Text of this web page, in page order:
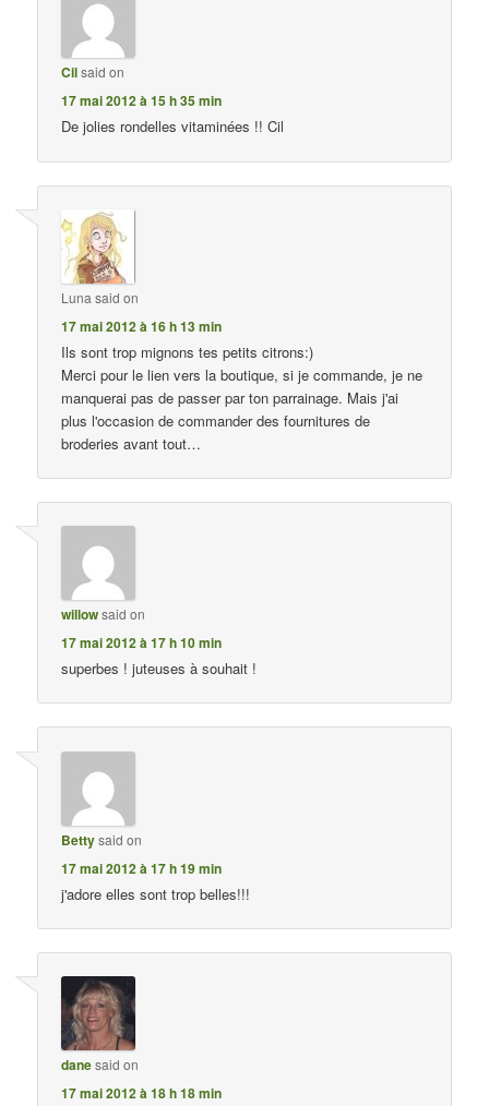
Cilsaid on
17 mai 2012 à 15 h 35 min
De jolies rondelles vitaminées !! Cil
Luna said on
17 mai 2012 à 16 h 13 min
Ils sont trop mignons tes petits citrons:)
Merci pour le lien vers la boutique, si je commande, je ne
manquerai pas de passer par ton parrainage. Mais j'ai
plus l'occasion de commander des fournitures de
broderies avant tout…
willowsaid on
17 mai 2012 à 17 h 10 min
superbes ! juteuses à souhait !
Bettysaid on
17 mai 2012 à 17 h 19 min
j'adore elles sont trop belles!!!
danesaid on
17 mai 2012 à 18 h 18 min